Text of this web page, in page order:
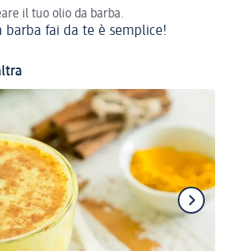
il tuo olio da barba.
barba fai da te è semplice!